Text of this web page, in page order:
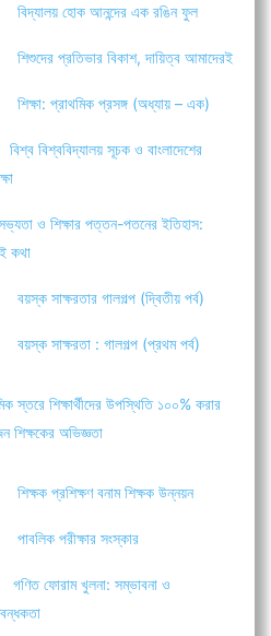
বিদ্যালয় হোক আনন্দের এক রঙিন ফুল
শিশুদের প্রতিভার বিকাশ, দায়িত্ব আমাদেরই
শিক্ষা: প্রাথমিক প্রসঙ্গ (অধ্যায় – এক)
বিশ্ব বিশ্ববিদ্যালয় সূচক ও বাংলাদেশের
ও শিক্ষার পত্তন-পতনের ইতিহাস:
কথা
বয়স্ক সাক্ষরতার গালগল্প (দ্বিতীয় পর্ব)
বয়স্ক সাক্ষরতা : গালগল্প (প্রথম পর্ব)
স্তরে শিক্ষার্থীদের উপস্থিতি ১০০% করার
শিক্ষকের অভিজ্ঞতা
শিক্ষক প্রশিক্ষণ বনাম শিক্ষক উন্নয়ন
পাবলিক পরীক্ষার সংস্কার
গণিত ফোরাম খুলনা: সম্ভাবনা ও